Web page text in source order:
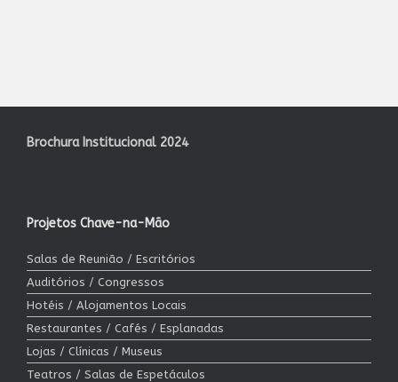
Brochura Institucional 2024
Projetos Chave-na-Mão
Salas de Reunião / Escritórios
Auditórios / Congressos
Hotéis / Alojamentos Locais
Restaurantes / Cafés / Esplanadas
Lojas / Clínicas / Museus
Teatros / Salas de Espetáculos